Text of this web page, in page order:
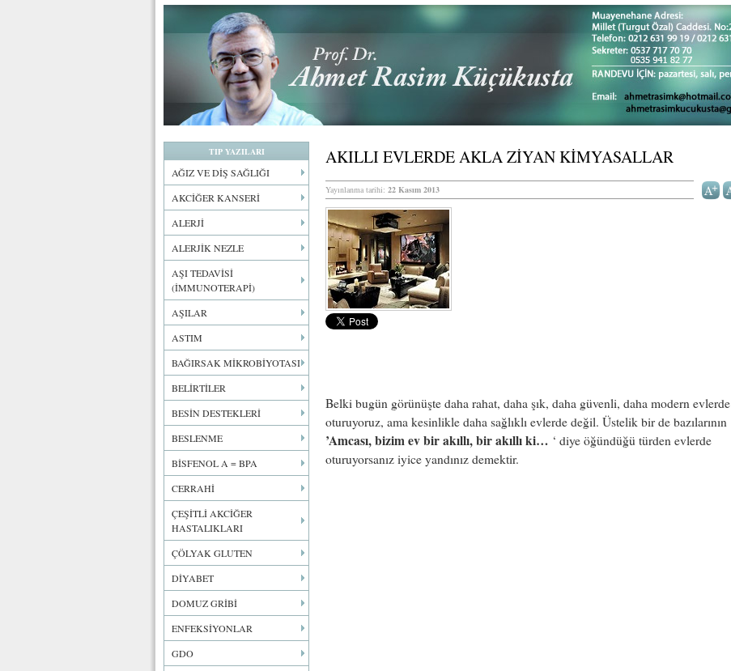
TIP YAZILARI
AĞIZ VE DİŞ SAĞLIĞI
AKCİĞER KANSERİ
ALERJİ
ALERJİK NEZLE
AŞI TEDAVİSİ
(İMMUNOTERAPİ)
AŞILAR
ASTIM
BAĞIRSAK MİKROBİYOTASI
BELİRTİLER
BESİN DESTEKLERİ
BESLENME
BİSFENOL A = BPA
CERRAHİ
ÇEŞİTLİ AKCİĞER
HASTALIKLARI
ÇÖLYAK GLUTEN
DİYABET
DOMUZ GRİBİ
ENFEKSİYONLAR
GDO
AKILLI EVLERDE AKLA ZİYAN KİMYASALLAR
Yayınlanma tarihi: 22 Kasım 2013
Belki bugün görünüşte daha rahat, daha şık, daha güvenli, daha modern evlerde
oturuyoruz, ama kesinlikle daha sağlıklı evlerde değil. Üstelik bir de bazılarının
’Amcası, bizim ev bir akıllı, bir akıllı ki… ‘ diye öğündüğü türden evlerde
oturuyorsanız iyice yandınız demektir.